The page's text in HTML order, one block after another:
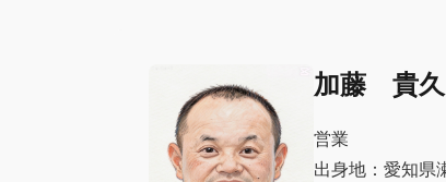
加藤 貴久
営業
出身地：愛知県